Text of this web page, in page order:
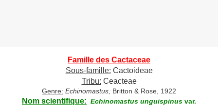
Famille des Cactaceae
Sous-famille: Cactoideae
Tribu: Ceacteae
Genre: Echinomastus, Britton & Rose, 1922
Nom scientifique: Echinomastus unguispinus var.